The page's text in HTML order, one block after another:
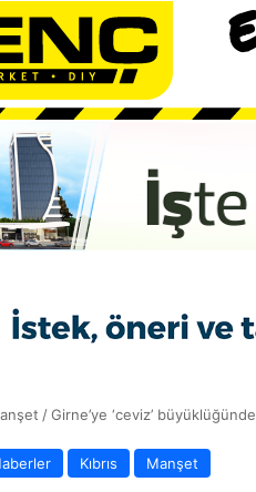
/Girne’ye ‘ceviz’
Kıbrıs Manşet